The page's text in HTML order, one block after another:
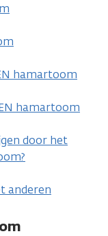
hamartoom
hamartoom
door het
anderen